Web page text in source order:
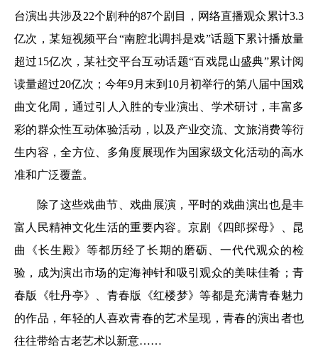
台演出共涉及22个剧种的87个剧目，网络直播观众累计3.3
亿次，某短视频平台“南腔北调抖是戏”话题下累计播放量
超过15亿次，某社交平台互动话题“百戏昆山盛典”累计阅
读量超过20亿次；今年9月末到10月初举行的第八届中国戏
曲文化周，通过引人入胜的专业演出、学术研讨，丰富多
彩的群众性互动体验活动，以及产业交流、文旅消费等衍
生内容，全方位、多角度展现作为国家级文化活动的高水
准和广泛覆盖。
除了这些戏曲节、戏曲展演，平时的戏曲演出也是丰
富人民精神文化生活的重要内容。京剧《四郎探母》、昆
曲《长生殿》等都历经了长期的磨砺、一代代观众的检
验，成为演出市场的定海神针和吸引观众的美味佳肴；青
春版《牡丹亭》、青春版《红楼梦》等都是充满青春魅力
的作品，年轻的人喜欢青春的艺术呈现，青春的演出者也
往往带给古老艺术以新意……